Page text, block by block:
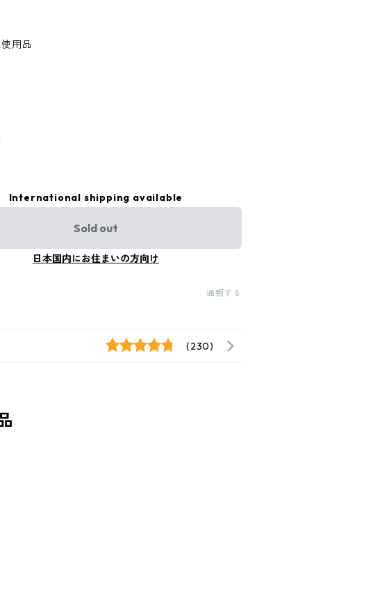
用品
International shipping available
Sold out
日本国内にお住まいの方向け
通報する
(230)